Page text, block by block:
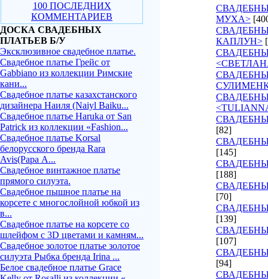
100 ПОСЛЕДНИХ
КОММЕНТАРИЕВ
ДОСКА СВАДЕБНЫХ
ПЛАТЬЕВ Б/У
Эксклюзивное свадебное платье.
Свадебное платье Грейс от
Gabbiano из коллекции Римские
кани...
Свадебное платье казахстанского
дизайнера Наиля (Naiyl Baiku...
Свадебное платье Haruka от San
Patrick из коллекции «Fashion...
Свадебное платье Korsal
белорусского бренда Rara
Avis(Рара А...
Свадебное винтажное платье
прямого силуэта.
Свадебное пышное платье на
корсете с многослойной юбкой из
в...
Свадебное платье на корсете со
шлейфом с 3D цветами и камням...
Свадебное золотое платье золотое
силуэта Рыбка бренда Irina ...
Белое свадебное платье Grace
МУХА>
КАПЛУН>
[82]
[145]
[188]
[70]
[139]
[107]
[94]